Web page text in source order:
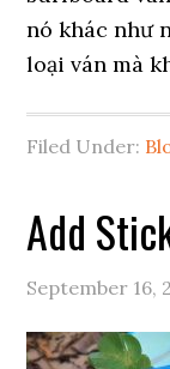
nó khác như
loại ván mà
Filed Under:
Add
September 16,